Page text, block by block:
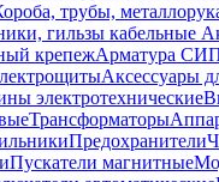
трубы,
гильзы кабельные
крепежАрматура
Аксессуары
электротехнические
Трансформаторы
Предохранители
Пускатели магнитные